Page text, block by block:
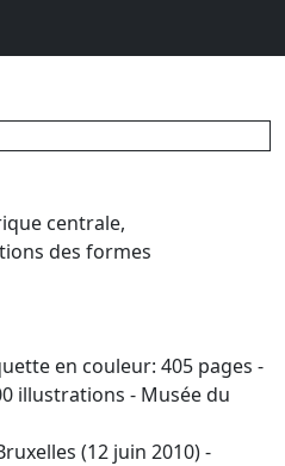
centrale,
des formes
en couleur: 405 pages -
illustrations - Musée du
(12 juin 2010) -